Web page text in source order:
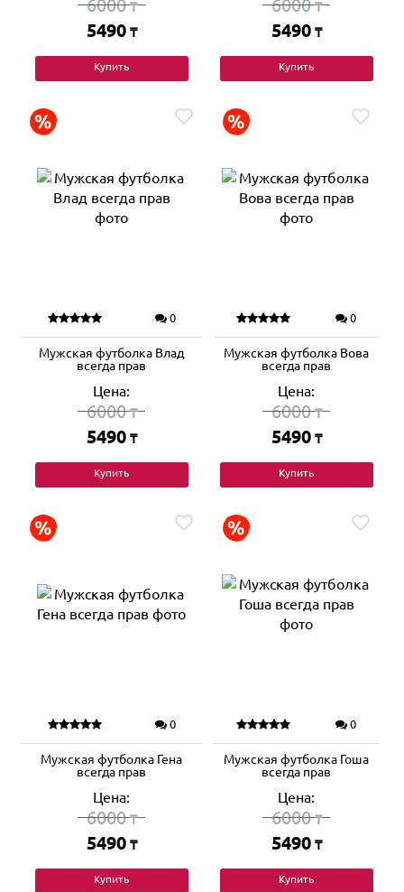
6000₸
5490 ₸
Купить
6000₸
5490 ₸
Купить
0
Мужская футболка Влад
всегда прав
Цена:
6000₸
5490 ₸
Купить
0
Мужская футболка Вова
всегда прав
Цена:
6000₸
5490 ₸
Купить
0
Мужская футболка Гена
всегда прав
Цена:
6000₸
5490 ₸
Купить
0
Мужская футболка Гоша
всегда прав
Цена:
6000₸
5490 ₸
Купить